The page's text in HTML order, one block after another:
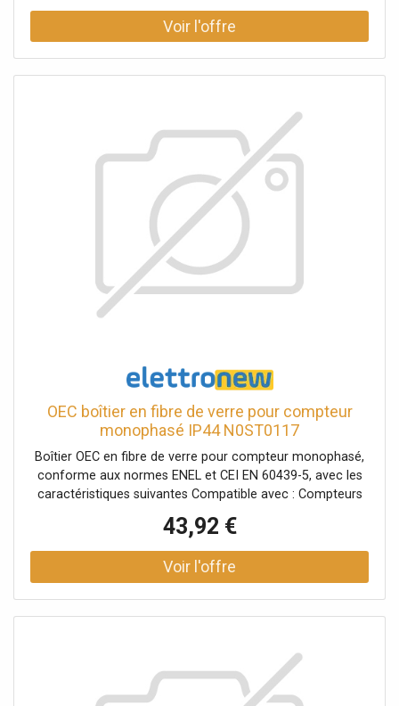
2Matériau : Polyester renforcé de fibre de verreCouleur :
Gris
OEC boîtier en fibre de verre pour compteur
monophasé IP44 N0ST0117
Boîtier OEC en fibre de verre pour compteur monophasé,
conforme aux normes ENEL et CEI EN 60439-5, avec les
caractéristiques suivantes Compatible avec : Compteurs
Degré de protection : IP44 Couleur: Gris Matériau: fibre de
verre (SMC)
43,92 €